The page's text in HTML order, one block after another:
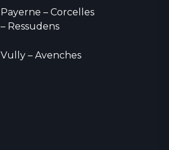
Payerne – Corcelles
– Ressudens
Vully – Avenches